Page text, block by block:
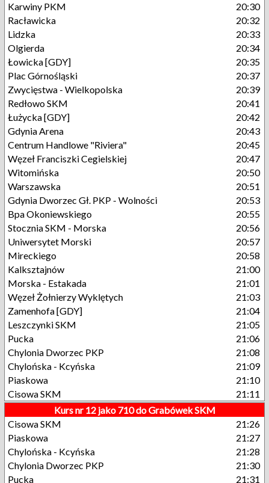
Karwiny PKM
20:30
Racławicka
20:32
Lidzka
20:33
Olgierda
20:34
Łowicka [GDY]
20:35
Plac Górnośląski
20:37
Zwycięstwa - Wielkopolska
20:39
Redłowo SKM
20:41
Łużycka [GDY]
20:42
Gdynia Arena
20:43
Centrum Handlowe "Riviera"
20:45
Węzeł Franciszki Cegielskiej
20:47
Witomińska
20:50
Warszawska
20:51
Gdynia Dworzec Gł. PKP - Wolności
20:53
Bpa Okoniewskiego
20:55
Stocznia SKM - Morska
20:56
Uniwersytet Morski
20:57
Mireckiego
20:58
Kalksztajnów
21:00
Morska - Estakada
21:01
Węzeł Żołnierzy Wyklętych
21:03
Zamenhofa [GDY]
21:04
Leszczynki SKM
21:05
Pucka
21:06
Chylonia Dworzec PKP
21:08
Chylońska - Kcyńska
21:09
Piaskowa
21:10
Cisowa SKM
21:11
Kurs nr 12 jako 710 do Grabówek SKM
Cisowa SKM
21:26
Piaskowa
21:27
Chylońska - Kcyńska
21:28
Chylonia Dworzec PKP
21:30
Pucka
21:31